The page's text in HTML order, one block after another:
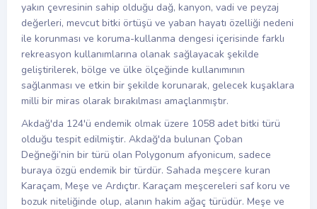
yakın çevresinin sahip olduğu dağ, kanyon, vadi ve peyzaj
değerleri, mevcut bitki örtüşü ve yaban hayatı özelliği nedeni
ile korunması ve koruma-kullanma dengesi içerisinde farklı
rekreasyon kullanımlarına olanak sağlayacak şekilde
geliştirilerek, bölge ve ülke ölçeğinde kullanımının
sağlanması ve etkin bir şekilde korunarak, gelecek kuşaklara
milli bir miras olarak bırakılması amaçlanmıştır.
Akdağ'da 124'ü endemik olmak üzere 1058 adet bitki türü
olduğu tespit edilmiştir. Akdağ'da bulunan Çoban
Değneği’nin bir türü olan Polygonum afyonicum, sadece
buraya özgü endemik bir türdür. Sahada meşcere kuran
Karaçam, Meşe ve Ardıçtır. Karaçam meşcereleri saf koru ve
bozuk niteliğinde olup, alanın hakim ağaç türüdür. Meşe ve